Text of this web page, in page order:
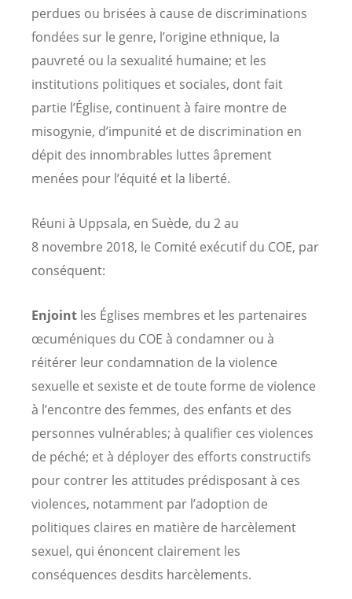
perdues ou brisées à cause de discriminations
fondées sur le genre, l’origine ethnique, la
pauvreté ou la sexualité humaine; et les
institutions politiques et sociales, dont fait
partie l’Église, continuent à faire montre de
misogynie, d’impunité et de discrimination en
dépit des innombrables luttes âprement
menées pour l’équité et la liberté.
Réuni à Uppsala, en Suède, du 2 au
8 novembre 2018, le Comité exécutif du COE, par
conséquent:
Enjoint les Églises membres et les partenaires
œcuméniques du COE à condamner ou à
réitérer leur condamnation de la violence
sexuelle et sexiste et de toute forme de violence
à l’encontre des femmes, des enfants et des
personnes vulnérables; à qualifier ces violences
de péché; et à déployer des efforts constructifs
pour contrer les attitudes prédisposant à ces
violences, notamment par l’adoption de
politiques claires en matière de harcèlement
sexuel, qui énoncent clairement les
conséquences desdits harcèlements.